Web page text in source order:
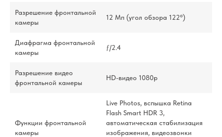
Разрешение фронтальной
камеры
12 Мп (угол обзора 122°)
Диафрагма фронтальной
камеры
ƒ/2.4
Разрешение видео
фронтальной камеры
HD-видео 1080p
Функции фронтальной
камеры
Live Photos, вспышка Retina
Flash Smart HDR 3,
автоматическая стабилизация
изображения, видеозвонки